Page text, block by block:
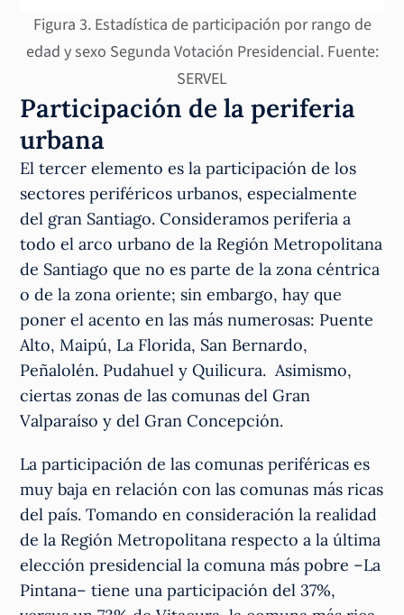
Figura 3. Estadística de participación por rango de
edad y sexo Segunda Votación Presidencial. Fuente:
SERVEL
Participación de la periferia
urbana
El tercer elemento es la participación de los
sectores periféricos urbanos, especialmente
del gran Santiago. Consideramos periferia a
todo el arco urbano de la Región Metropolitana
de Santiago que no es parte de la zona céntrica
o de la zona oriente; sin embargo, hay que
poner el acento en las más numerosas: Puente
Alto, Maipú, La Florida, San Bernardo,
Peñalolén. Pudahuel y Quilicura. Asimismo,
ciertas zonas de las comunas del Gran
Valparaíso y del Gran Concepción.
La participación de las comunas periféricas es
muy baja en relación con las comunas más ricas
del país. Tomando en consideración la realidad
de la Región Metropolitana respecto a la última
elección presidencial la comuna más pobre –La
Pintana– tiene una participación del 37%,